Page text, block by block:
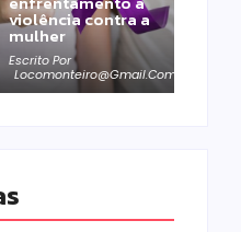
violência contra a
mulher
Escrito Por
Locomonteiro@gmail.com